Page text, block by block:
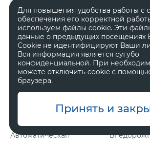
Гибрид
Автоматическая
Для повышения удобства работы с
обеспечения его корректной
используем файлы cookie. Эти
данные о предыдущих посещениях
Cookie не идентифицируют Ваши
Вся информация является сугубо
конфиденциальной. При
можете отключить cookie с
браузера.
Принять и